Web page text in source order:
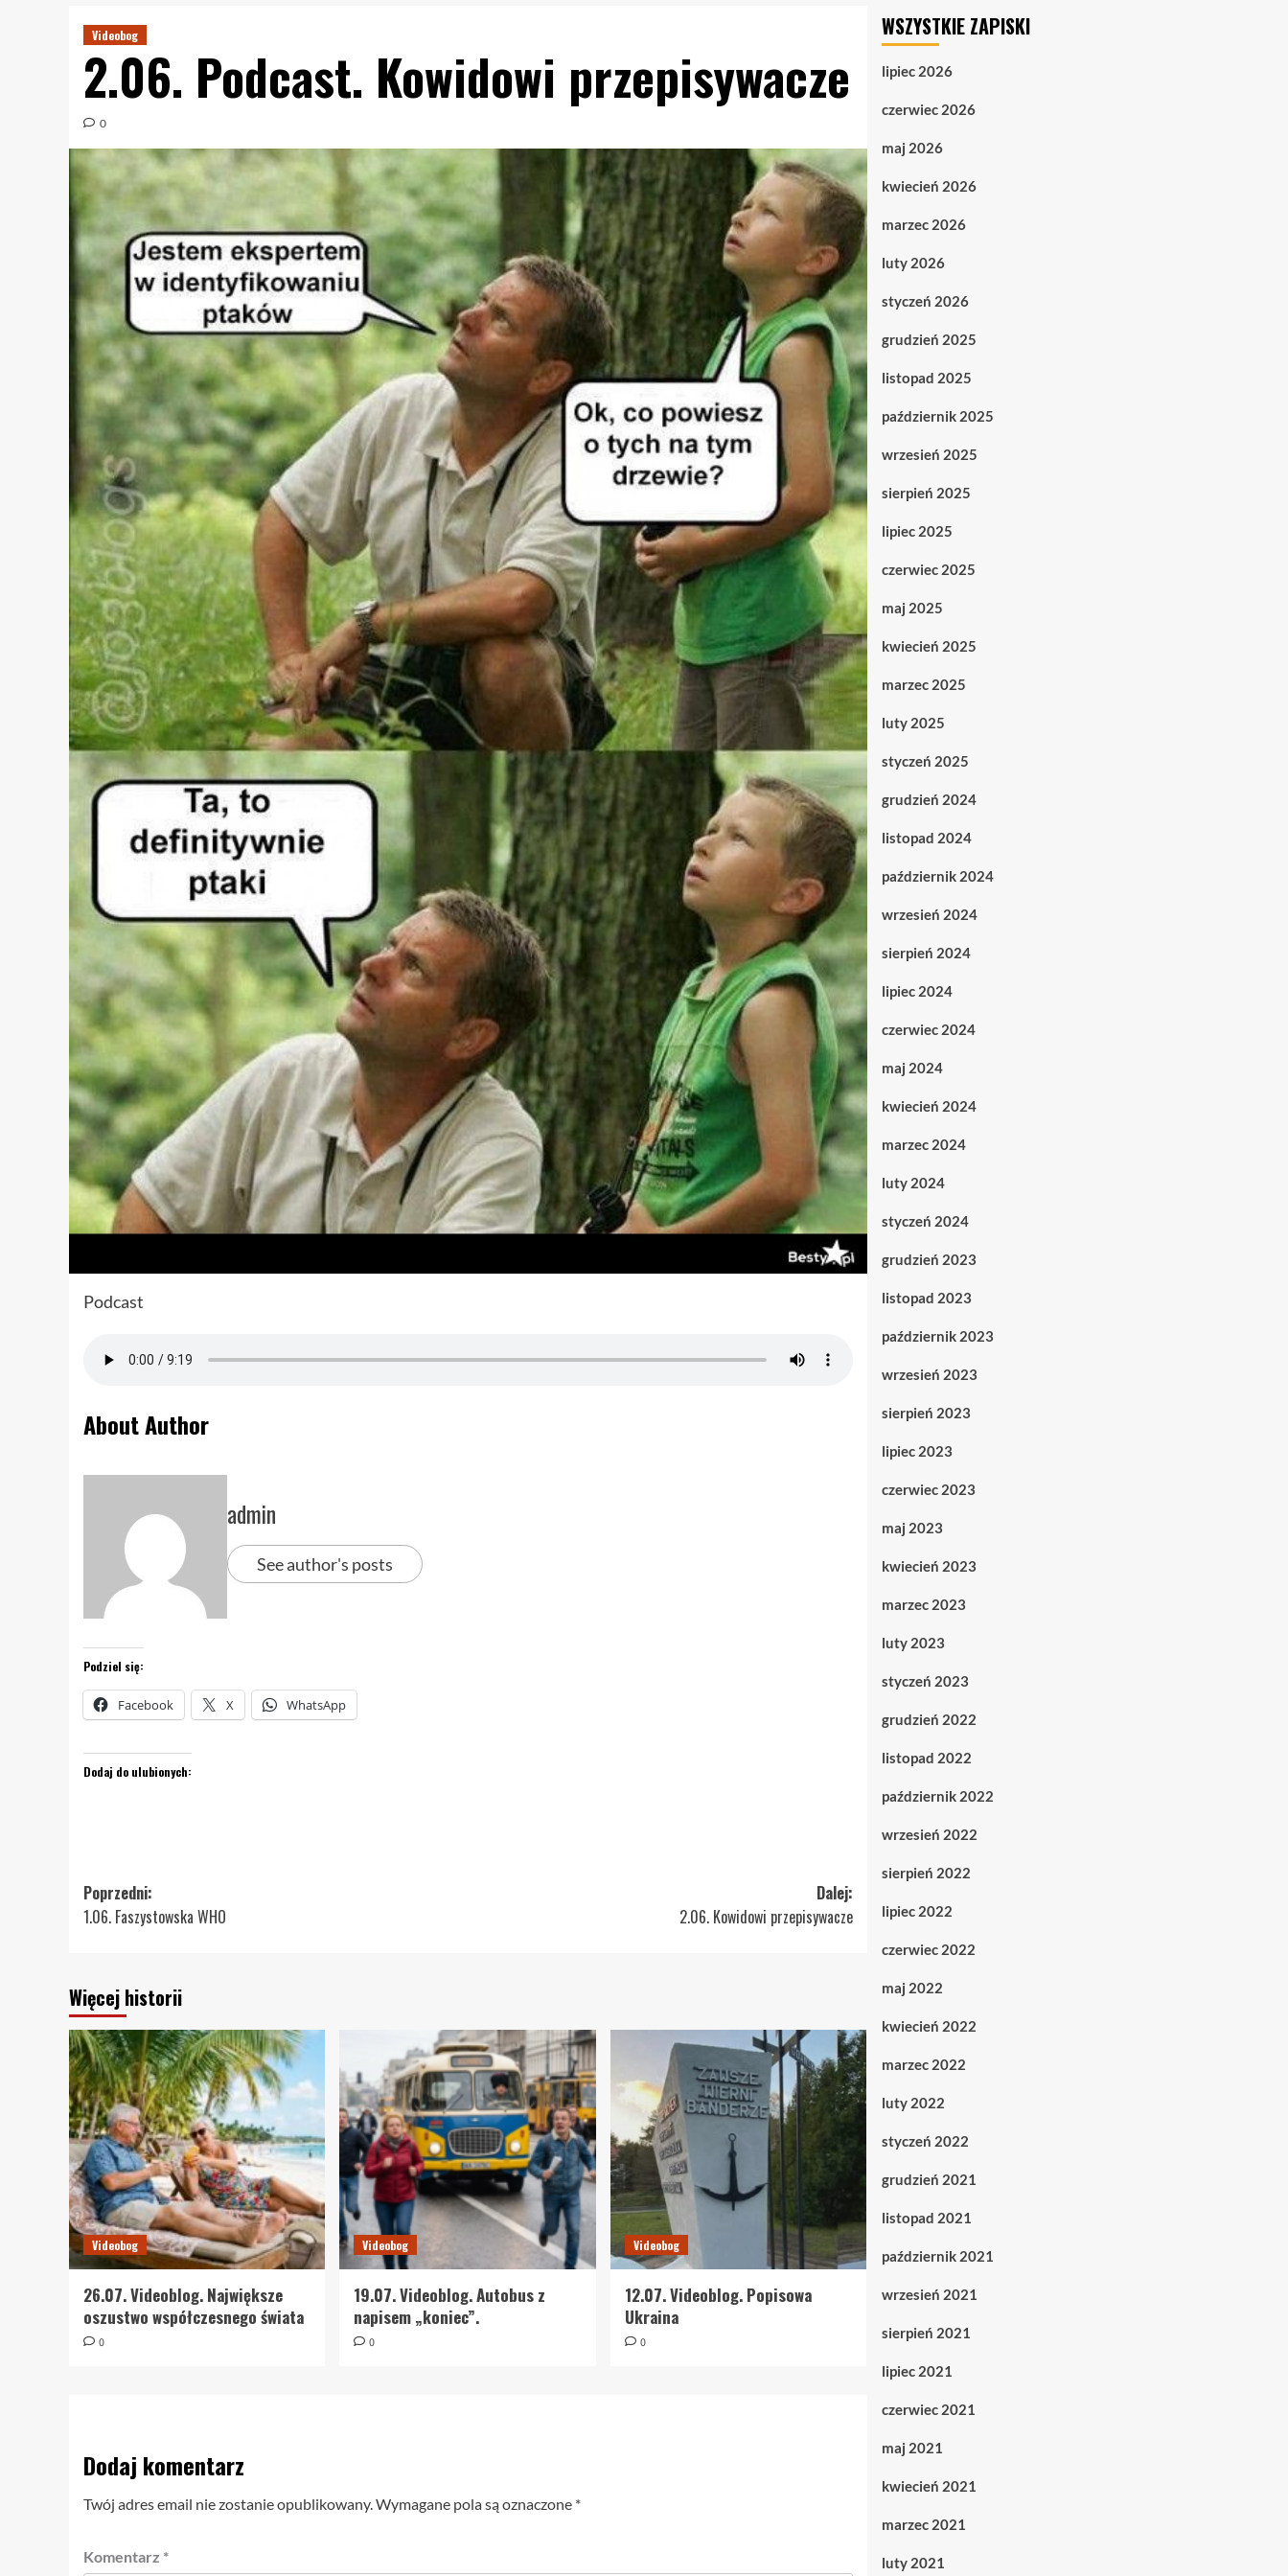
Videobog
2.06. Podcast. Kowidowi przepisywacze
0
Podcast
About Author
admin
See author's posts
Podziel się:
Facebook X WhatsApp
Dodaj do ulubionych:
Zobacz
wpisy
Poprzedni:
1.06. Faszystowska WHO
Dalej:
2.06. Kowidowi przepisywacze
Więcej historii
Videobog
26.07. Videoblog. Największe
oszustwo współczesnego świata
0
Videobog
19.07. Videoblog. Autobus z
napisem „koniec”.
0
Videobog
12.07. Videoblog. Popisowa
Ukraina
0
Dodaj komentarz
Twój adres email nie zostanie opublikowany.Wymagane pola są oznaczone *
Komentarz *
WSZYSTKIE ZAPISKI
lipiec 2026
czerwiec 2026
maj 2026
kwiecień 2026
marzec 2026
luty 2026
styczeń 2026
grudzień 2025
listopad 2025
październik 2025
wrzesień 2025
sierpień 2025
lipiec 2025
czerwiec 2025
maj 2025
kwiecień 2025
marzec 2025
luty 2025
styczeń 2025
grudzień 2024
listopad 2024
październik 2024
wrzesień 2024
sierpień 2024
lipiec 2024
czerwiec 2024
maj 2024
kwiecień 2024
marzec 2024
luty 2024
styczeń 2024
grudzień 2023
listopad 2023
październik 2023
wrzesień 2023
sierpień 2023
lipiec 2023
czerwiec 2023
maj 2023
kwiecień 2023
marzec 2023
luty 2023
styczeń 2023
grudzień 2022
listopad 2022
październik 2022
wrzesień 2022
sierpień 2022
lipiec 2022
czerwiec 2022
maj 2022
kwiecień 2022
marzec 2022
luty 2022
styczeń 2022
grudzień 2021
listopad 2021
październik 2021
wrzesień 2021
sierpień 2021
lipiec 2021
czerwiec 2021
maj 2021
kwiecień 2021
marzec 2021
luty 2021